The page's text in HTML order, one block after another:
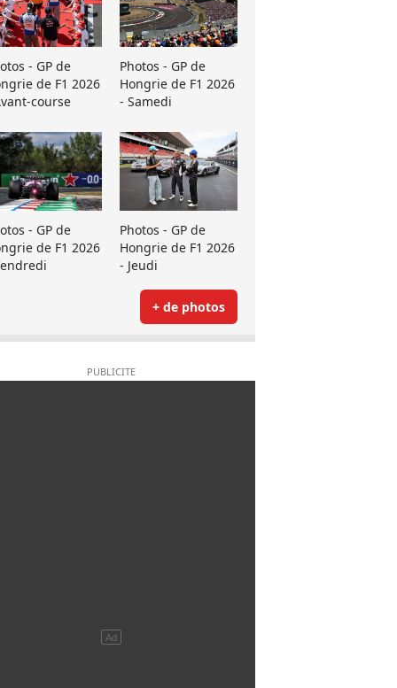
- GP de
de F1 2026
course
Photos - GP de
Hongrie de F1 2026
- Samedi
- GP de
de F1 2026
Photos - GP de
Hongrie de F1 2026
- Jeudi
+ de photos